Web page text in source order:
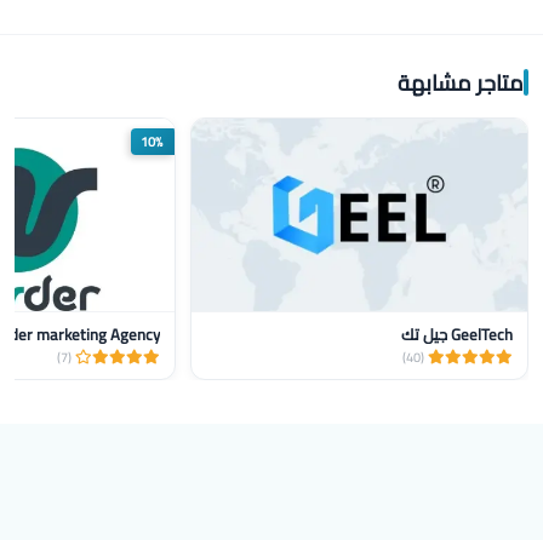
متاجر مشابهة
GeelTech جيل تك
(40)
10%
marketing Agency
(7)